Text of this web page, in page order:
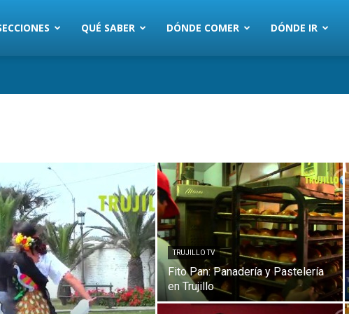
QUÉ SABER DÓNDE COMER DÓNDE IR
TRUJILLO TV
Fito Pan: Panadería y Pastelería
en Trujillo